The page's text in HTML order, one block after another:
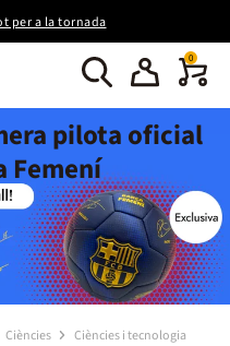
per a la tornada
0
pilota oficial
Femení
Ciències Ciències i tecnologia